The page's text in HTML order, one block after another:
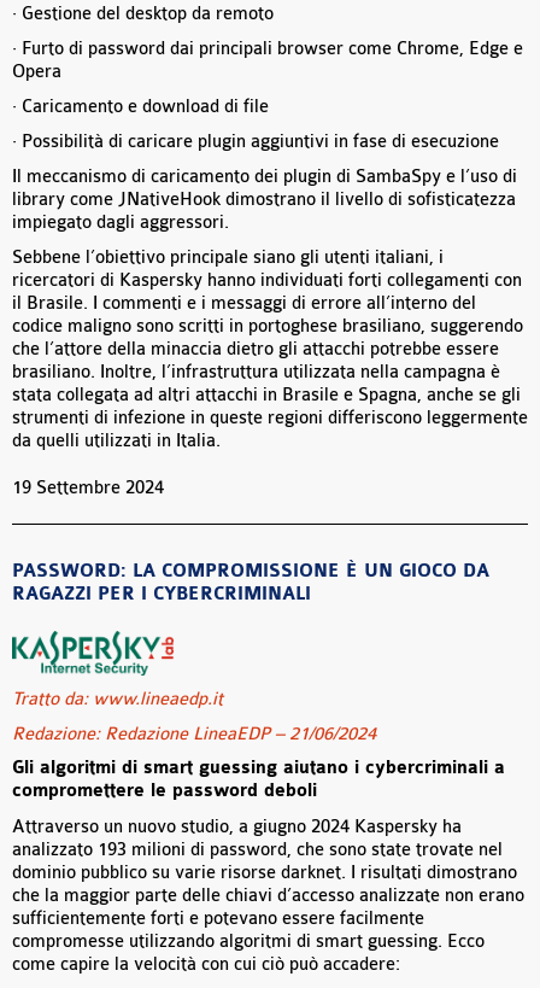
· Gestione del desktop da remoto
· Furto di password dai principali browser come Chrome, Edge e
Opera
· Caricamento e download di file
· Possibilità di caricare plugin aggiuntivi in fase di esecuzione
Il meccanismo di caricamento dei plugin di SambaSpy e l’uso di
library come JNativeHook dimostrano il livello di sofisticatezza
impiegato dagli aggressori.
Sebbene l’obiettivo principale siano gli utenti italiani, i
ricercatori di Kaspersky hanno individuati forti collegamenti con
il Brasile. I commenti e i messaggi di errore all’interno del
codice maligno sono scritti in portoghese brasiliano, suggerendo
che l’attore della minaccia dietro gli attacchi potrebbe essere
brasiliano. Inoltre, l’infrastruttura utilizzata nella campagna è
stata collegata ad altri attacchi in Brasile e Spagna, anche se gli
strumenti di infezione in queste regioni differiscono leggermente
da quelli utilizzati in Italia.
19 Settembre 2024
PASSWORD: LA COMPROMISSIONE È UN GIOCO DA
RAGAZZI PER I CYBERCRIMINALI
Tratto da: www.lineaedp.it
Redazione: Redazione LineaEDP – 21/06/2024
Gli algoritmi di smart guessing aiutano i cybercriminali a
compromettere le password deboli
Attraverso un nuovo studio, a giugno 2024 Kaspersky ha
analizzato 193 milioni di password, che sono state trovate nel
dominio pubblico su varie risorse darknet. I risultati dimostrano
che la maggior parte delle chiavi d’accesso analizzate non erano
sufficientemente forti e potevano essere facilmente
compromesse utilizzando algoritmi di smart guessing. Ecco
come capire la velocità con cui ciò può accadere: